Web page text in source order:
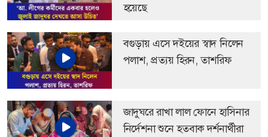
হয়েছে
বগুড়ায় এসে দইয়ের স্বাদ নিলেন
পলাশ, প্রত্যয় হিরন, তাশরিফ
জাদুঘরে রাখা লাল ফোনে হাসিনার
নির্দেশনা শুনে হতবাক দর্শনার্থীরা